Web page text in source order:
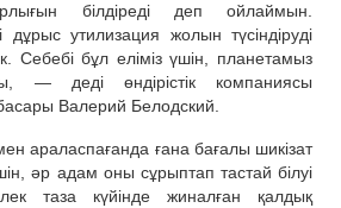
ғын білдіреді деп ойлаймын.
дұрыс утилизация жолын түсіндіруді
Себебі бұл еліміз үшін, планетамыз
— деді өндірістік компаниясы
Валерий Белодский.
араласпағанда ғана бағалы шикізат
әр адам оны сұрыптап тастай білуі
таза күйінде жиналған қалдық